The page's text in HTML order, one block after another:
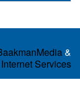
&
Services